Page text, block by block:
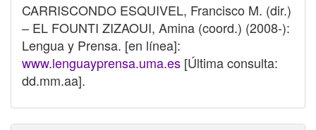
CARRISCONDO ESQUIVEL, Francisco M. (dir.)
– EL FOUNTI ZIZAOUI, Amina (coord.) (2008-):
Lengua y Prensa. [en línea]:
www.lenguayprensa.uma.es [Última consulta:
dd.mm.aa].